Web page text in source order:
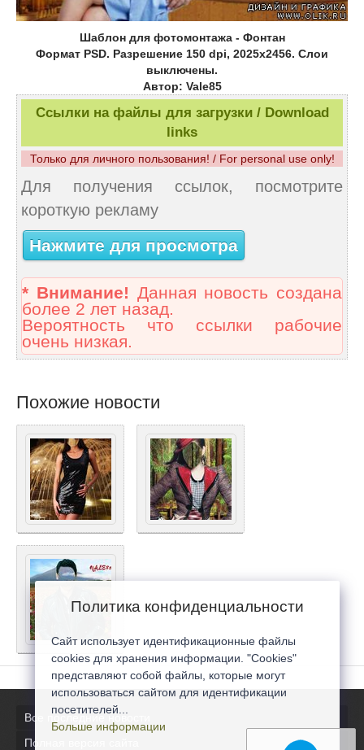
Шаблон для фотомонтажа - Фонтан
Формат PSD. Разрешение 150 dpi, 2025х2456. Слои
выключены.
Автор: Vale85
Ссылки на файлы для загрузки / Download
links
Только для личного пользования! / For personal use only!
Для получения ссылок, посмотрите
короткую рекламу
Нажмите для просмотра
* Внимание! Данная новость создана
более 2 лет назад.
Вероятность что ссылки рабочие
очень низкая.
Похожие новости
Все последние новости
Полная версия сайта
Политика конфиденциальности
Сайт использует идентификационные файлы
cookies для хранения информации. "Cookies"
представляют собой файлы, которые могут
использоваться сайтом для идентификации
посетителей...
Больше информации